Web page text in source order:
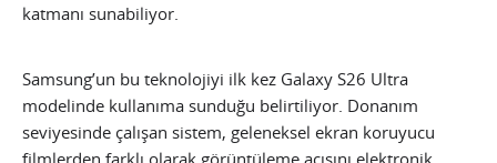
katmanı sunabiliyor.
Samsung’un bu teknolojiyi ilk kez Galaxy S26 Ultra
modelinde kullanıma sunduğu belirtiliyor. Donanım
seviyesinde çalışan sistem, geleneksel ekran koruyucu